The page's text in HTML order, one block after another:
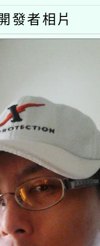
措施，延
發者相片